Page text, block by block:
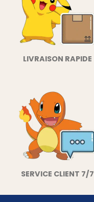
LIVRAISON RAPIDE
SERVICE CLIENT 7/7